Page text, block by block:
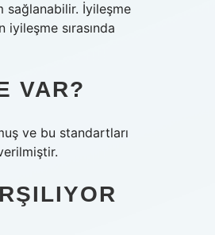
sağlanabilir. İyileşme
iyileşme sırasında
VAR?
ve bu standartları